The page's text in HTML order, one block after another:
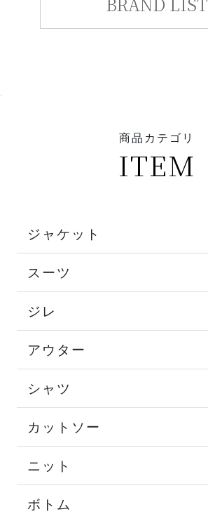
商品カテゴリ
ITEM
ジャケット
スーツ
ジレ
アウター
シャツ
カットソー
ニット
ボトム